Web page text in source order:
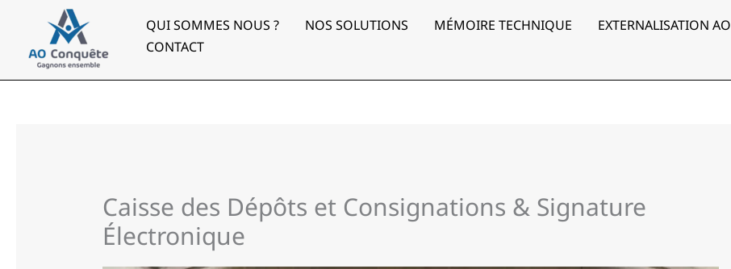
contenu
QUI SOMMES NOUS ? NOS SOLUTIONS MÉMOIRE TECHNIQUE EXTERNALISATION AO
CONTACT
Caisse des Dépôts et Consignations & Signature
Électronique